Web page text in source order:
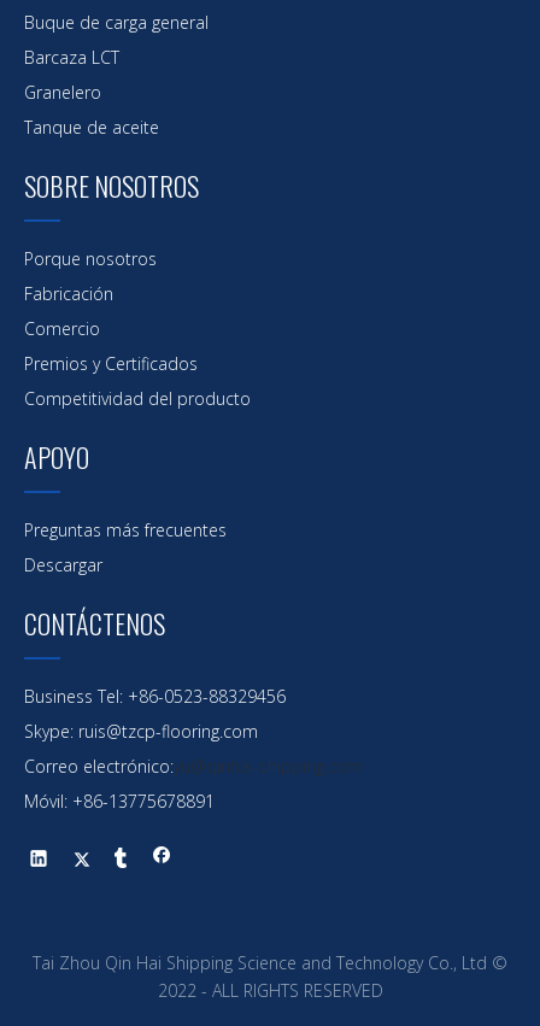
Recubrimiento marino y costa afuera;una pintura
modificada, excelente resistencia a la corrosión
Recubrimiento marino;Revestimiento epoxi puro
penetración de productos químicos y vapor de
agua.
Buque de carga general
Barcaza LCT
Granelero
Tanque de aceite
SOBRE NOSOTROS
Porque nosotros
Fabricación
Comercio
Premios y Certificados
Competitividad del producto
APOYO
Preguntas más frecuentes
Descargar
CONTÁCTENOS
Business Tel: +86-0523-88329456
Skype: ruis@tzcp-flooring.com
Correo electrónico:yu@qinhai-shipping.com
Móvil: +86-13775678891
Tai Zhou Qin Hai Shipping Science and Technology Co., Ltd ©
2022 - ALL RIGHTS RESERVED